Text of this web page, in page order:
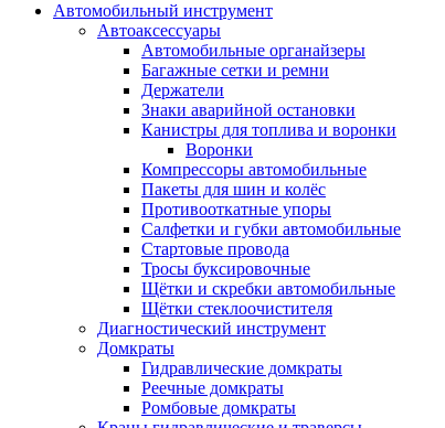
Автомобильный инструмент
Автоаксессуары
Автомобильные органайзеры
Багажные сетки и ремни
Держатели
Знаки аварийной остановки
Канистры для топлива и воронки
Воронки
Компрессоры автомобильные
Пакеты для шин и колёс
Противооткатные упоры
Салфетки и губки автомобильные
Стартовые провода
Тросы буксировочные
Щётки и скребки автомобильные
Щётки стеклоочистителя
Диагностический инструмент
Домкраты
Гидравлические домкраты
Реечные домкраты
Ромбовые домкраты